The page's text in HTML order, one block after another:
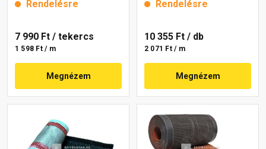
Rendelésre
7 990 Ft / tekercs
1 598 Ft / m
Megnézem
Rendelésre
10 355 Ft / db
2 071 Ft / m
Megnézem